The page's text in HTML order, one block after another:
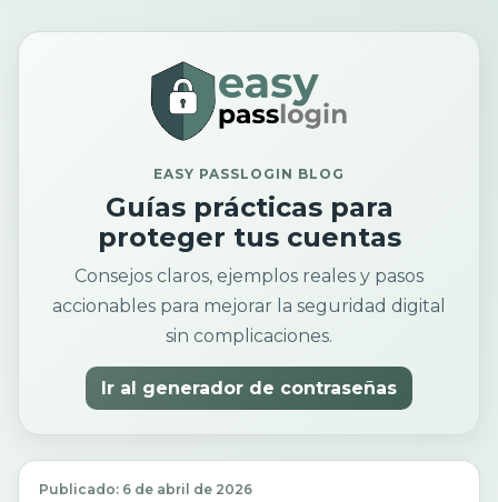
EASY PASSLOGIN BLOG
Guías prácticas para
proteger tus cuentas
Consejos claros, ejemplos reales y pasos
accionables para mejorar la seguridad digital
sin complicaciones.
Ir al generador de contraseñas
Publicado: 6 de abril de 2026